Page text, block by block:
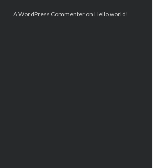
A WordPress Commenteron Hello world!